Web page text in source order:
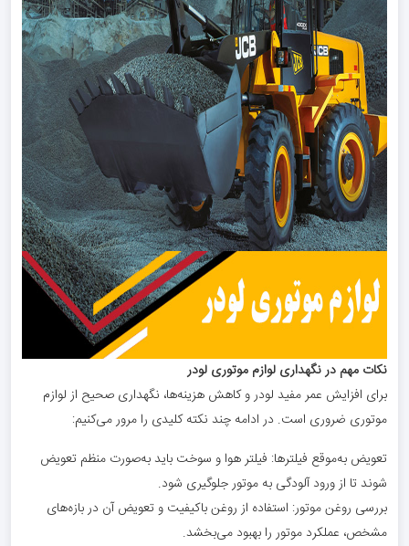
نکات مهم در نگهداری لوازم موتوری لودر
برای افزایش عمر مفید لودر و کاهش هزینه‌ها، نگهداری صحیح از لوازم
موتوری ضروری است. در ادامه چند نکته کلیدی را مرور می‌کنیم:
تعویض به‌موقع فیلترها: فیلتر هوا و سوخت باید به‌صورت منظم تعویض
شوند تا از ورود آلودگی به موتور جلوگیری شود.
بررسی روغن موتور: استفاده از روغن باکیفیت و تعویض آن در بازه‌های
مشخص، عملکرد موتور را بهبود می‌بخشد.